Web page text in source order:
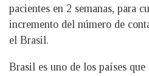
pacientes en 2 semanas, para
incremento del número de
el Brasil.
Brasil es uno de los países